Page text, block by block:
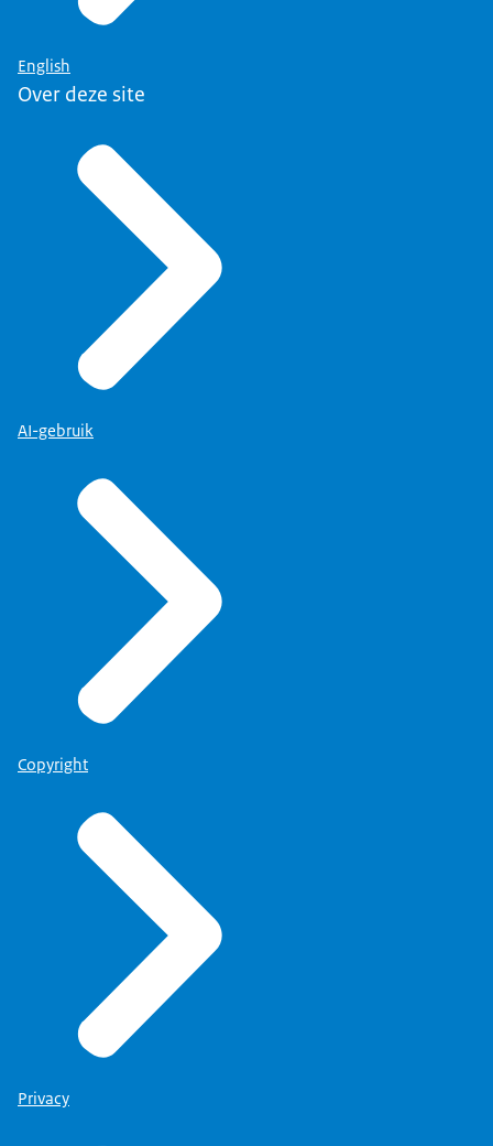
English
Over deze site
AI-gebruik
Copyright
Privacy